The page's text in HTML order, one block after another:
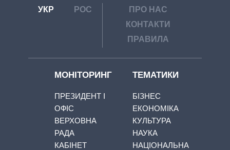
УКР РОС
ПРО НАС
КОНТАКТИ
ПРАВИЛА
МОНІТОРИНГ
ПРЕЗИДЕНТ І
ОФІС
ВЕРХОВНА
РАДА
КАБІНЕТ
ТЕМАТИКИ
БІЗНЕС
ЕКОНОМІКА
КУЛЬТУРА
НАУКА
НАЦІОНАЛЬНА